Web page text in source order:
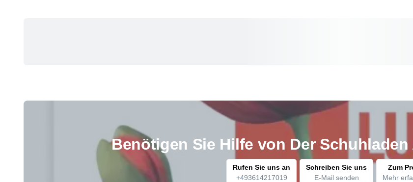
Benötigen Sie Hilfe von Der
Rufen Sie uns an
+493614217019
Schreiben Sie uns
E-Mail senden
Zum
Mehr